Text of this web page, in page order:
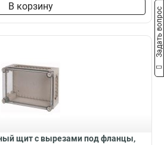
В корзину
щит с вырезами под фланцы,
Задать вопрос